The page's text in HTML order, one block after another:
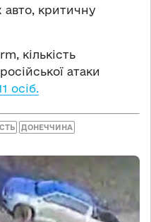
авто, критичну
кількість
атаки
осіб.
ДОНЕЧЧИНА